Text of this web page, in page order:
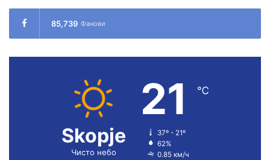
85,739 Фанови
Skopje
Чисто небо
21 ℃
37º - 21º
62%
0.85 км/ч